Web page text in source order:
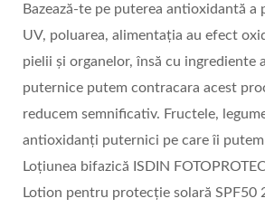
Bazează-te pe puterea antioxidantă a
UV, poluarea, alimentația au efect
pielii și organelor, însă cu ingrediente
puternice putem contracara acest
reducem semnificativ. Fructele,
antioxidanți puternici pe care îi
Loțiunea bifazică ISDIN
Lotion pentru protecție solară SPF50